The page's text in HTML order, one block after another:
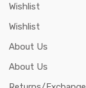
Wishlist
Wishlist
About Us
About Us